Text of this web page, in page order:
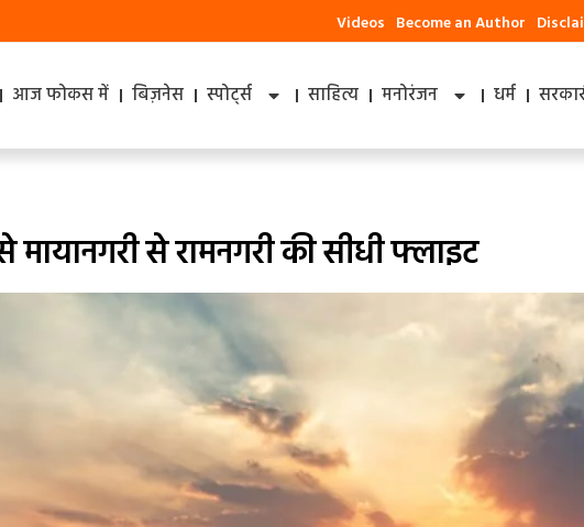
Videos Become an Author
आज फोकस में बिज़नेस स्पोर्ट्स साहित्य मनोरंजन धर्म
से रामनगरी की सीधी फ्लाइट